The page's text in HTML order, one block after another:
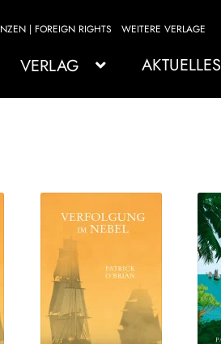
| FOREIGN RIGHTS WEITERE VERLAGE
VERLAG AKTUELLES